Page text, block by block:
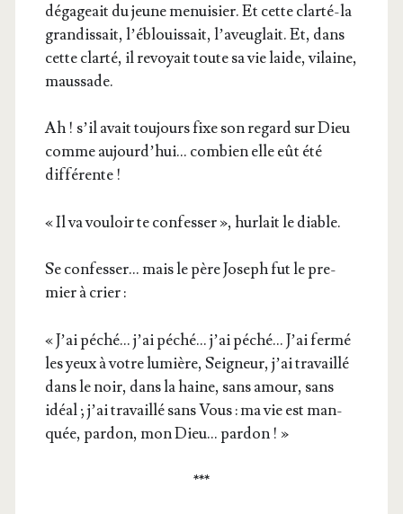
déga­geait du jeune menui­sier. Et cette clar­té-la
gran­dis­sait, l’é­blouis­sait, l’a­veu­glait. Et, dans
cette clar­té, il revoyait toute sa vie laide, vilaine,
maussade.
Ah ! s’il avait tou­jours fixe son regard sur Dieu
comme aujourd’hui… com­bien elle eût été
différente !
« Il va vou­loir te confes­ser », hur­lait le diable.
Se confes­ser… mais le père Joseph fut le pre­
mier à crier :
« J’ai péché… j’ai péché… j’ai péché… J’ai fer­mé
les yeux à votre lumière, Sei­gneur, j’ai tra­vaillé
dans le noir, dans la haine, sans amour, sans
idéal ; j’ai tra­vaillé sans Vous : ma vie est man­
quée, par­don, mon Dieu… pardon ! »
***